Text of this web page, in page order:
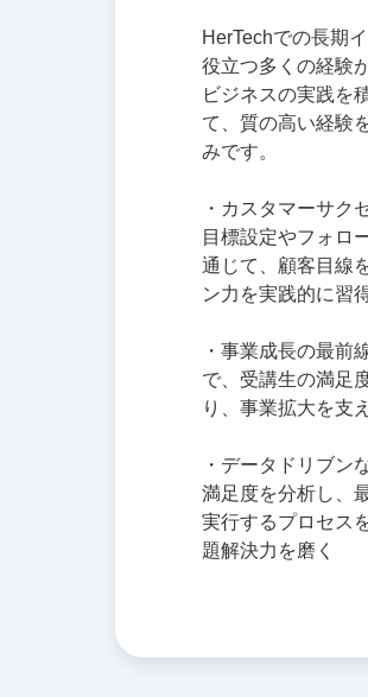
HerTechでの長期
役立つ多くの経験
ビジネスの実践を
て、質の高い経験
みです。
・カスタマーサク
目標設定やフォロ
通じて、顧客目線
ン力を実践的に習
・事業成長の最前
で、受講生の満足
り、事業拡大を支
・データドリブン
満足度を分析し、
実行するプロセス
題解決力を磨く